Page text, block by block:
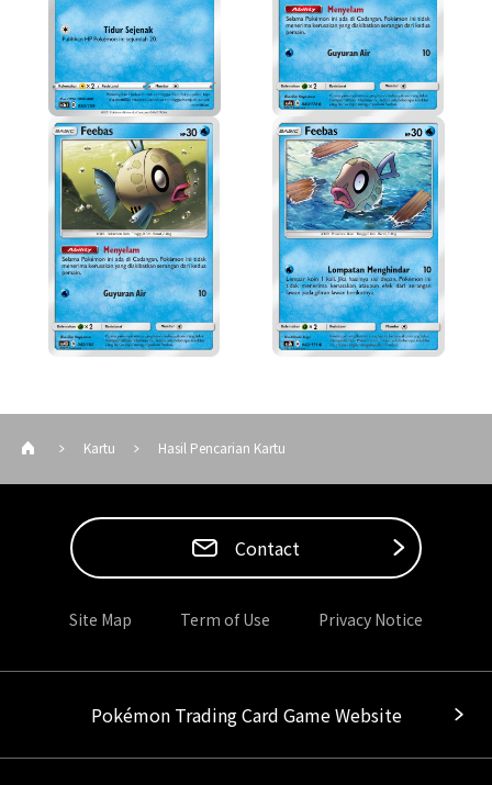
Kartu Hasil Pencarian Kartu
Contact
Site Map Term of Use Privacy Notice
Pokémon Trading Card Game Website